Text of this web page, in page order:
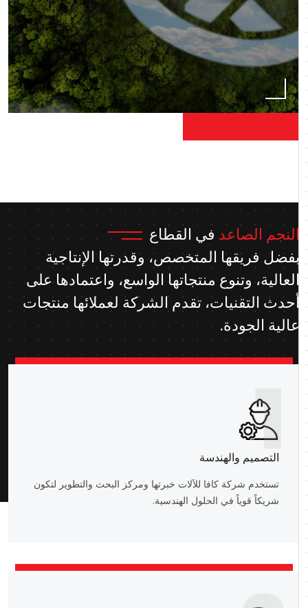
النجم الصاعد في القطاع
بفضل فريقها المتخصص، وقدرتها الإنتاجية
العالية، وتنوع منتجاتها الواسع، واعتمادها على
أحدث التقنيات، تقدم الشركة لعملائها منتجات
عالية الجودة.
1
التصميم والهندسة
تستخدم شركة كافا للآلات خبرتها ومركز البحث والتطوير لتكون
شريكاً قوياً في الحلول الهندسية.